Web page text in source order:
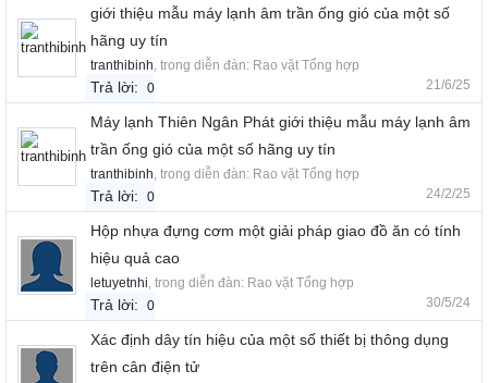
giới thiệu mẫu máy lạnh âm trần ống gió của một số
hãng uy tín
tranthibinh, trong diễn đàn: Rao vặt Tổng hợp
Trả lời: 0 21/6/25
Máy lạnh Thiên Ngân Phát giới thiệu mẫu máy lạnh âm
trần ống gió của một số hãng uy tín
tranthibinh, trong diễn đàn: Rao vặt Tổng hợp
Trả lời: 0 24/2/25
Hộp nhựa đựng cơm một giải pháp giao đồ ăn có tính
hiệu quả cao
letuyetnhi, trong diễn đàn: Rao vặt Tổng hợp
Trả lời: 0 30/5/24
Xác định dây tín hiệu của một số thiết bị thông dụng
trên cân điện tử